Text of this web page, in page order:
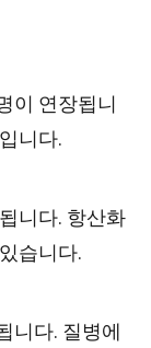
이 연장됩니
니다.
니다. 항산화
습니다.
니다. 질병에